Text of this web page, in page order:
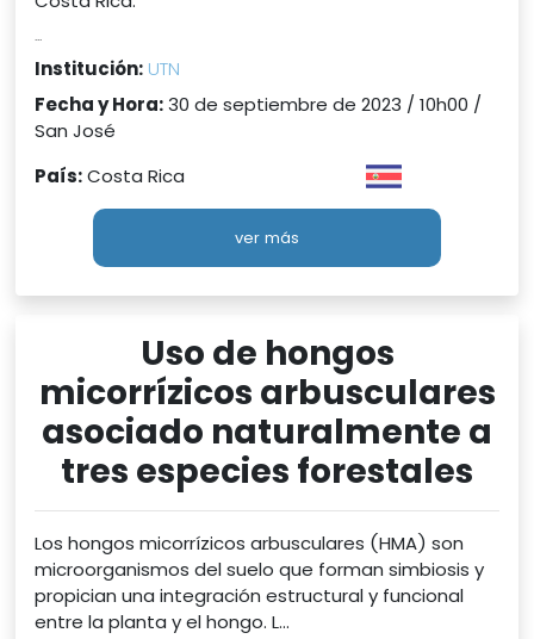
...
Institución: UTN
Fecha y Hora:30 de septiembre de 2023 / 10h00 /
San José
País:Costa Rica
ver más
Uso de hongos
micorrízicos arbusculares
asociado naturalmente a
tres especies forestales
Los hongos micorrízicos arbusculares (HMA) son
microorganismos del suelo que forman simbiosis y
propician una integración estructural y funcional
entre la planta y el hongo. L...